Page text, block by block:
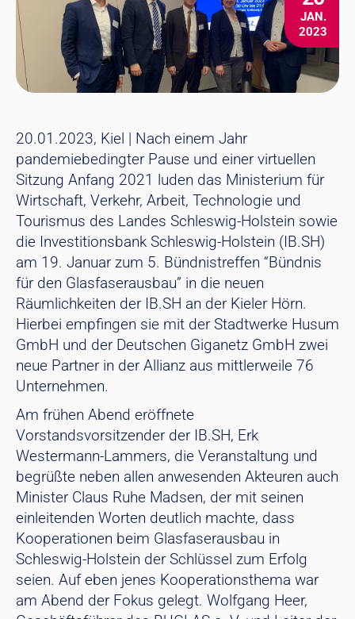
JAN.
2023
20.01.2023, Kiel | Nach einem Jahr
pandemiebedingter Pause und einer virtuellen
Sitzung Anfang 2021 luden das Ministerium für
Wirtschaft, Verkehr, Arbeit, Technologie und
Tourismus des Landes Schleswig-Holstein sowie
die Investitionsbank Schleswig-Holstein (IB.SH)
am 19. Januar zum 5. Bündnistreffen “Bündnis
für den Glasfaserausbau” in die neuen
Räumlichkeiten der IB.SH an der Kieler Hörn.
Hierbei empfingen sie mit der Stadtwerke Husum
GmbH und der Deutschen Giganetz GmbH zwei
neue Partner in der Allianz aus mittlerweile 76
Unternehmen.
Am frühen Abend eröffnete
Vorstandsvorsitzender der IB.SH, Erk
Westermann-Lammers, die Veranstaltung und
begrüßte neben allen anwesenden Akteuren auch
Minister Claus Ruhe Madsen, der mit seinen
einleitenden Worten deutlich machte, dass
Kooperationen beim Glasfaserausbau in
Schleswig-Holstein der Schlüssel zum Erfolg
seien. Auf eben jenes Kooperationsthema war
am Abend der Fokus gelegt. Wolfgang Heer,